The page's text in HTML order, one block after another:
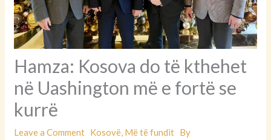
Hamza: Kosova do të kthehet
në Uashington më e fortë se
kurrë
Leave a Comment Kosovë Më të fundit By